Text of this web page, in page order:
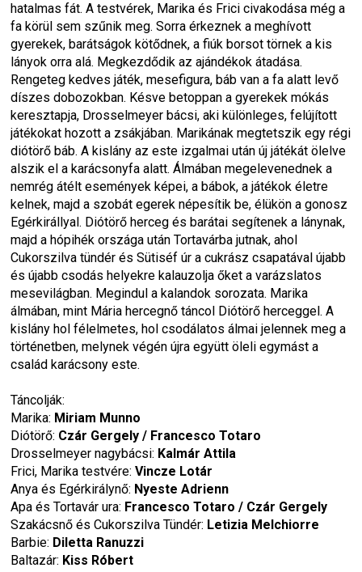
hatalmas fát. A testvérek, Marika és Frici civakodása még a
fa körül sem szűnik meg. Sorra érkeznek a meghívott
gyerekek, barátságok kötődnek, a fiúk borsot törnek a kis
lányok orra alá. Megkezdődik az ajándékok átadása.
Rengeteg kedves játék, mesefigura, báb van a fa alatt levő
díszes dobozokban. Késve betoppan a gyerekek mókás
keresztapja, Drosselmeyer bácsi, aki különleges, felújított
játékokat hozott a zsákjában. Marikának megtetszik egy régi
diótörő báb. A kislány az este izgalmai után új játékát ölelve
alszik el a karácsonyfa alatt. Álmában megelevenednek a
nemrég átélt események képei, a bábok, a játékok életre
kelnek, majd a szobát egerek népesítik be, élükön a gonosz
Egérkirállyal. Diótörő herceg és barátai segítenek a lánynak,
majd a hópihék országa után Tortavárba jutnak, ahol
Cukorszilva tündér és Sütiséf úr a cukrász csapatával újabb
és újabb csodás helyekre kalauzolja őket a varázslatos
mesevilágban. Megindul a kalandok sorozata. Marika
álmában, mint Mária hercegnő táncol Diótörő herceggel. A
kislány hol félelmetes, hol csodálatos álmai jelennek meg a
történetben, melynek végén újra együtt öleli egymást a
család karácsony este.
Táncolják:
Marika: Miriam Munno
Diótörő: Czár Gergely / Francesco Totaro
Drosselmeyer nagybácsi: Kalmár Attila
Frici, Marika testvére: Vincze Lotár
Anya és Egérkirálynő: Nyeste Adrienn
Apa és Tortavár ura: Francesco Totaro / Czár Gergely
Szakácsnő és Cukorszilva Tündér: Letizia Melchiorre
Barbie: Diletta Ranuzzi
Baltazár: Kiss Róbert